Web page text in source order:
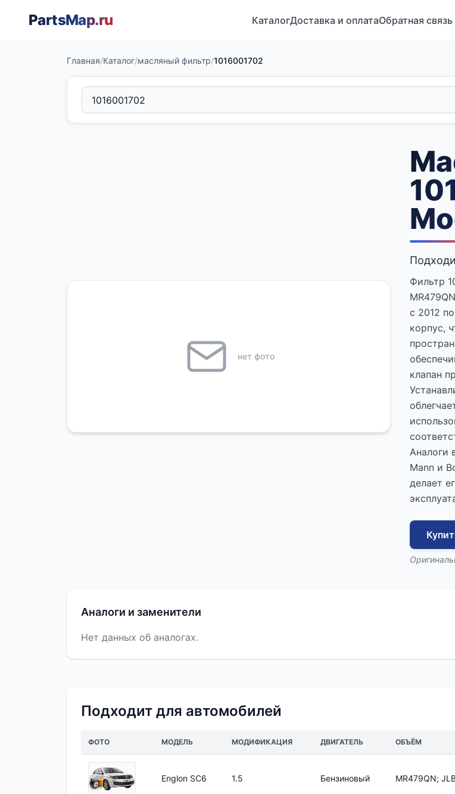
PartsMap.ru КаталогДоставка и оплатаОбратная связь
Главная/Каталог/масляный фильтр/1016001702
нет фото
Фильтр
с 2012
корпус,
клапан
Аналоги
Mann и
делает
Аналоги и заменители
Нет данных об аналогах.
Подходит для автомобилей
ФОТО МОДЕЛЬ МОДИФИКАЦИЯ ДВИГАТЕЛЬ ОБЪЁМ
Englon SC6 1.5 Бензиновый MR479QN;